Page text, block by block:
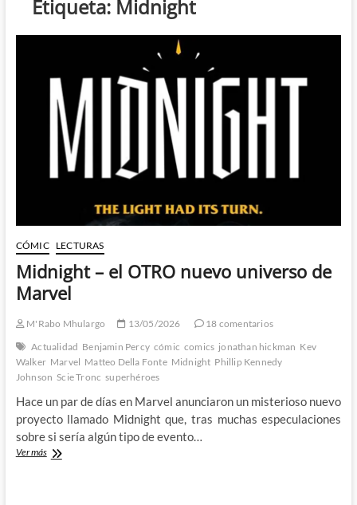
Etiqueta: Midnight
CÓMIC LECTURAS
Midnight – el OTRO nuevo universo de
Marvel
M'Rabo Mhulargo 13/05/2026
18 comentarios
Actualidad Benjamin Percy cómic comics jonathan hickman Kev
Walker Marvel Matteo Della Fonte Midnight Phillip Kennedy
Johnson Scie Tronc superhéroes
Hace un par de días en Marvel anunciaron un misterioso nuevo
proyecto llamado Midnight que, tras muchas especulaciones
sobre si sería algún tipo de evento…
Ver másMidnight